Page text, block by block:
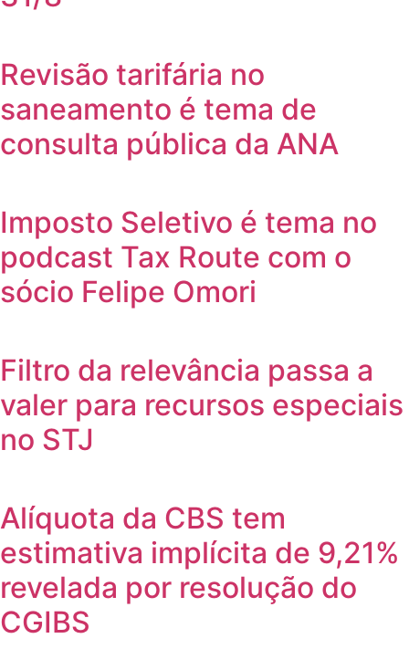
Revisão tarifária no
saneamento é tema de
consulta pública da ANA
Imposto Seletivo é tema no
podcast Tax Route com o
sócio Felipe Omori
Filtro da relevância passa a
valer para recursos especiais
no STJ
Alíquota da CBS tem
estimativa implícita de 9,21%
revelada por resolução do
CGIBS